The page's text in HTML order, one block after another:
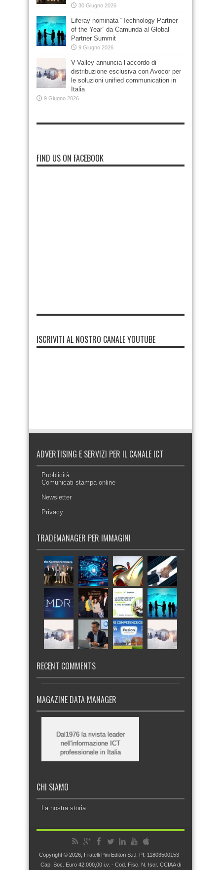
30 Giugno 2026
Liferay nominata “Technology Partner
of the Year” da Camunda al Global
Partner Summit
9 Giugno 2026
V-Valley annuncia l’accordo di
distribuzione esclusiva con Avocor per
le soluzioni unified communication in
Italia
9 Giugno 2026
FIND US ON FACEBOOK
ISCRIVITI AL NOSTRO CANALE YOUTUBE
ADVERTISING E SERVIZI PER IL CANALE ICT
Pubblicità
Comunicati stampa online
Newsletter
Privacy
TRADEMANAGER PER IMMAGINI
RECENT COMMENTS
MAGAZINE DATA MANAGER
Dal1976 la rivista leader
nell'informazione ICT
professionale in Italia
CHI SIAMO
La nostra storia
Copyright © 2026, Fratelli Pini Editori S.r.l. PI: 11803500153 -
Cap. Soc. Euro 42.000,00 i.v. - Cod. Fisc. N. Iscr. CCIAA di